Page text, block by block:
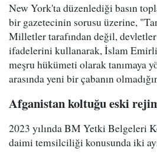
New York'ta düzenlediği basın
bir gazetecinin sorusu üzerine,
Milletler tarafından değil, devletler
ifadelerini kullanarak, İslam
meşru hükümeti olarak tanımaya
arasında yeni bir çabanın
Afganistan koltuğu eski
2023 yılında BM Yetki Belgeleri
daimi temsilciliği konusunda iki